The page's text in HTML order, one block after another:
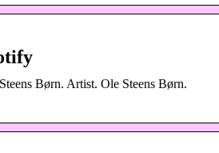
Børn. Artist. Ole Steens Børn.